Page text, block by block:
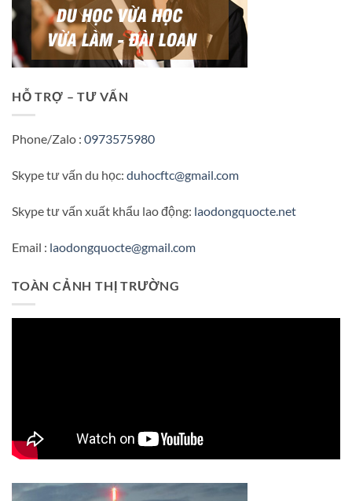
HỖ TRỢ – TƯ VẤN
Phone/Zalo : 0973575980
Skype tư vấn du học: duhocftc@gmail.com
Skype tư vấn xuất khẩu lao động: laodongquocte.net
Email : laodongquocte@gmail.com
TOÀN CẢNH THỊ TRƯỜNG